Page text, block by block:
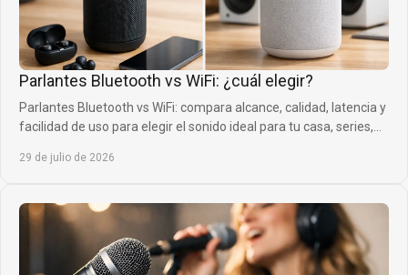
Parlantes Bluetooth vs WiFi: ¿cuál elegir?
Parlantes Bluetooth vs WiFi: compara alcance, calidad, latencia y
facilidad de uso para elegir el sonido ideal para tu casa, series,
29 de julio de 2026